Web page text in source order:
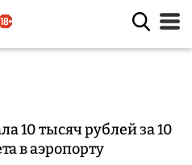
10 тысяч рублей за 10
в аэропорту